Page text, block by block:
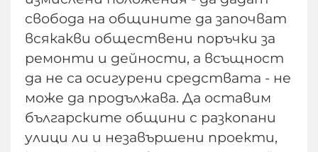
свобода на общините да започват
всякакви обществени поръчки за
ремонти и дейности, а всъщност
да не са осигурени средствата - не
може да продължава. Да оставим
българските общини с разкопани
улици ли и незавършени проекти,